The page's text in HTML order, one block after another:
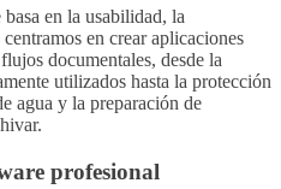
en la usabilidad, la
en crear aplicaciones
documentales, desde la
utilizados hasta la protección
agua y la preparación de
profesional